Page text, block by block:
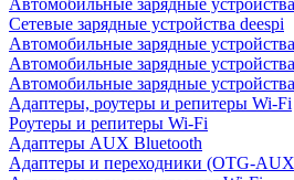
Автомобильные зарядные
Сетевые зарядные устройства deespi
Автомобильные зарядные
Автомобильные зарядные
Автомобильные зарядные
Адаптеры, роутеры и репитеры Wi-Fi
Роутеры и репитеры Wi-Fi
Адаптеры AUX Bluetooth
Адаптеры и переходники (OTG-